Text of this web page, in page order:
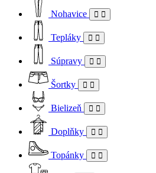
Nohavice
Tepláky
Súpravy
Šortky
Bielizeň
Doplňky
Topánky